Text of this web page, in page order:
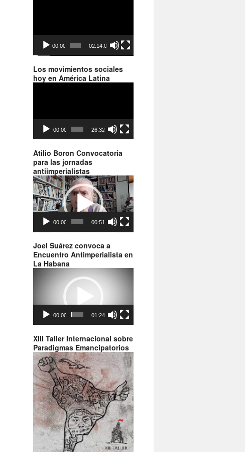
00:00 02:14:06
Los movimientos sociales
hoy en América Latina
00:00 26:32
Atilio Boron Convocatoria
para las jornadas
antiimperialistas
Reproductor
de
vídeo
00:00 00:51
Joel Suárez convoca a
Encuentro Antimperialista en
La Habana
00:00 01:24
XIII Taller Internacional sobre
Paradigmas Emancipatorios